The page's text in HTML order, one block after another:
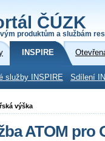
ČÚZK
produktům a službám
INSPIRE
služby INSPIRE Sdílení
výška
ATOM